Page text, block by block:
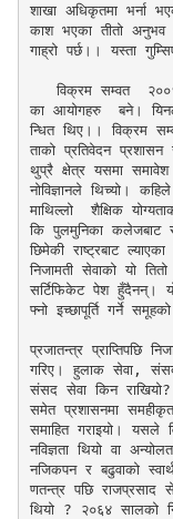
शाखा अधिकृतमा भर्ना
काश भएका तीतो अनुभव
गाह्रो पर्छ।। यस्ता
का आयोगहरु  बने।
न्धित थिए।। विक्रम
ताकाे प्रतिवेदन
थुप्रै क्षेत्र यसमा
नोविज्ञानले थिच्यो।
माथिल्लो  शैक्षिक
कि पुलमुनिका कलेजबाट
छिमेकी राष्ट्रबाट
निजामती सेवाको यो
सर्टिफिकेट पेश हुँदैनन्।
फ्नो इच्छापूर्ति गर्ने
प्रजातन्त्र प्राप्तिपछि
गरिए। हुलाक सेवा,
संसद सेवा किन राखियो?
समेत प्रशासनमा
समाहित गराइयो।
नविज्ञता थियो वा
नजिकपन र बढुवाको
णतन्त्र पछि राजप्रसाद
थियो ? २०६४ सालको